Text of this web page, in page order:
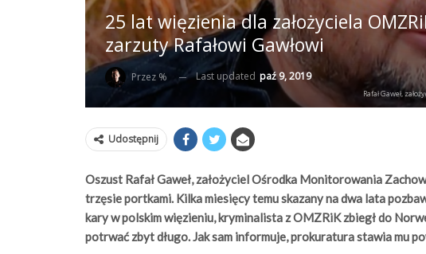
25 lat więzienia dla założyciela
zarzuty Rafałowi Gawłowi
Przez % Last updated paź 9, 2019
Rafał Gaweł,
Udostępnij
Oszust Rafał Gaweł, założyciel Ośrodka Monitorowania
trzęsie portkami. Kilka miesięcy temu skazany na dwa lata
kary w polskim więzieniu, kryminalista z OMZRiK zbiegł do
potrwać zbyt długo. Jak sam informuje, prokuratura stawia mu